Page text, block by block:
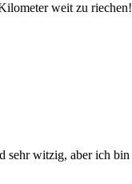
weit zu
witzig, aber ich